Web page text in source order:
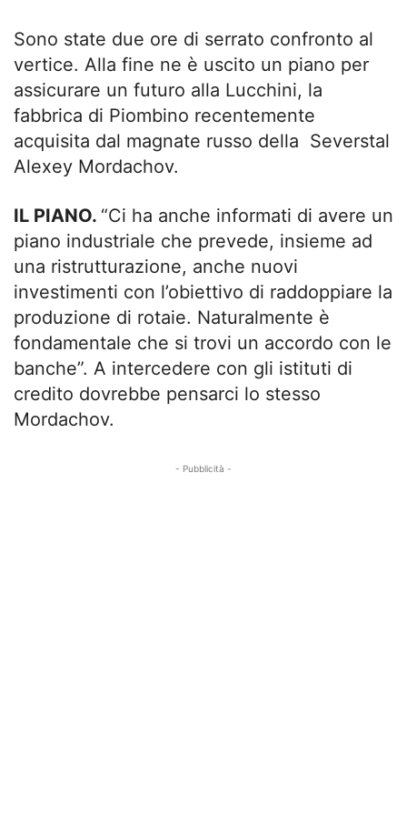
Sono state due ore di serrato confronto al
vertice. Alla fine ne è uscito un piano per
assicurare un futuro alla Lucchini, la
fabbrica di Piombino recentemente
acquisita dal magnate russo della Severstal
Alexey Mordachov.
IL PIANO. “Ci ha anche informati di avere un
piano industriale che prevede, insieme ad
una ristrutturazione, anche nuovi
investimenti con l’obiettivo di raddoppiare la
produzione di rotaie. Naturalmente è
fondamentale che si trovi un accordo con le
banche”. A intercedere con gli istituti di
credito dovrebbe pensarci lo stesso
Mordachov.
- Pubblicità -